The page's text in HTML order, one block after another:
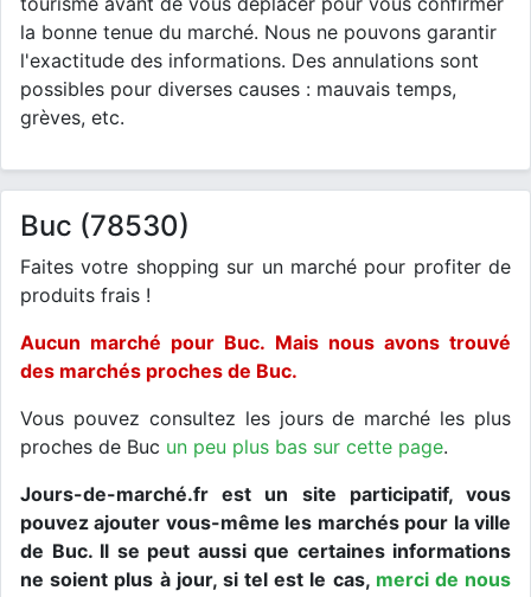
la bonne tenue du marché. Nous ne pouvons garantir
l'exactitude des informations. Des annulations sont
possibles pour diverses causes : mauvais temps,
grèves, etc.
Buc (78530)
Faites votre shopping sur un marché pour profiter de
produits frais !
Aucun marché pour Buc. Mais nous avons trouvé
des marchés proches de Buc.
Vous pouvez consultez les jours de marché les plus
proches de Buc un peu plus bas sur cette page.
Jours-de-marché.fr est un site participatif, vous
pouvez ajouter vous-même les marchés pour la ville
de Buc. Il se peut aussi que certaines informations
ne soient plus à jour, si tel est le cas, merci de nous